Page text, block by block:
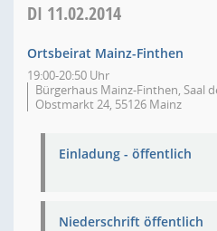
DI 11.02.2014
Ortsbeirat Mainz-Finthen
19:00-20:50 Uhr
Bürgerhaus Mainz-Finthen, Saal
Obstmarkt 24, 55126 Mainz
Einladung - öffentlich
Niederschrift öffentlich